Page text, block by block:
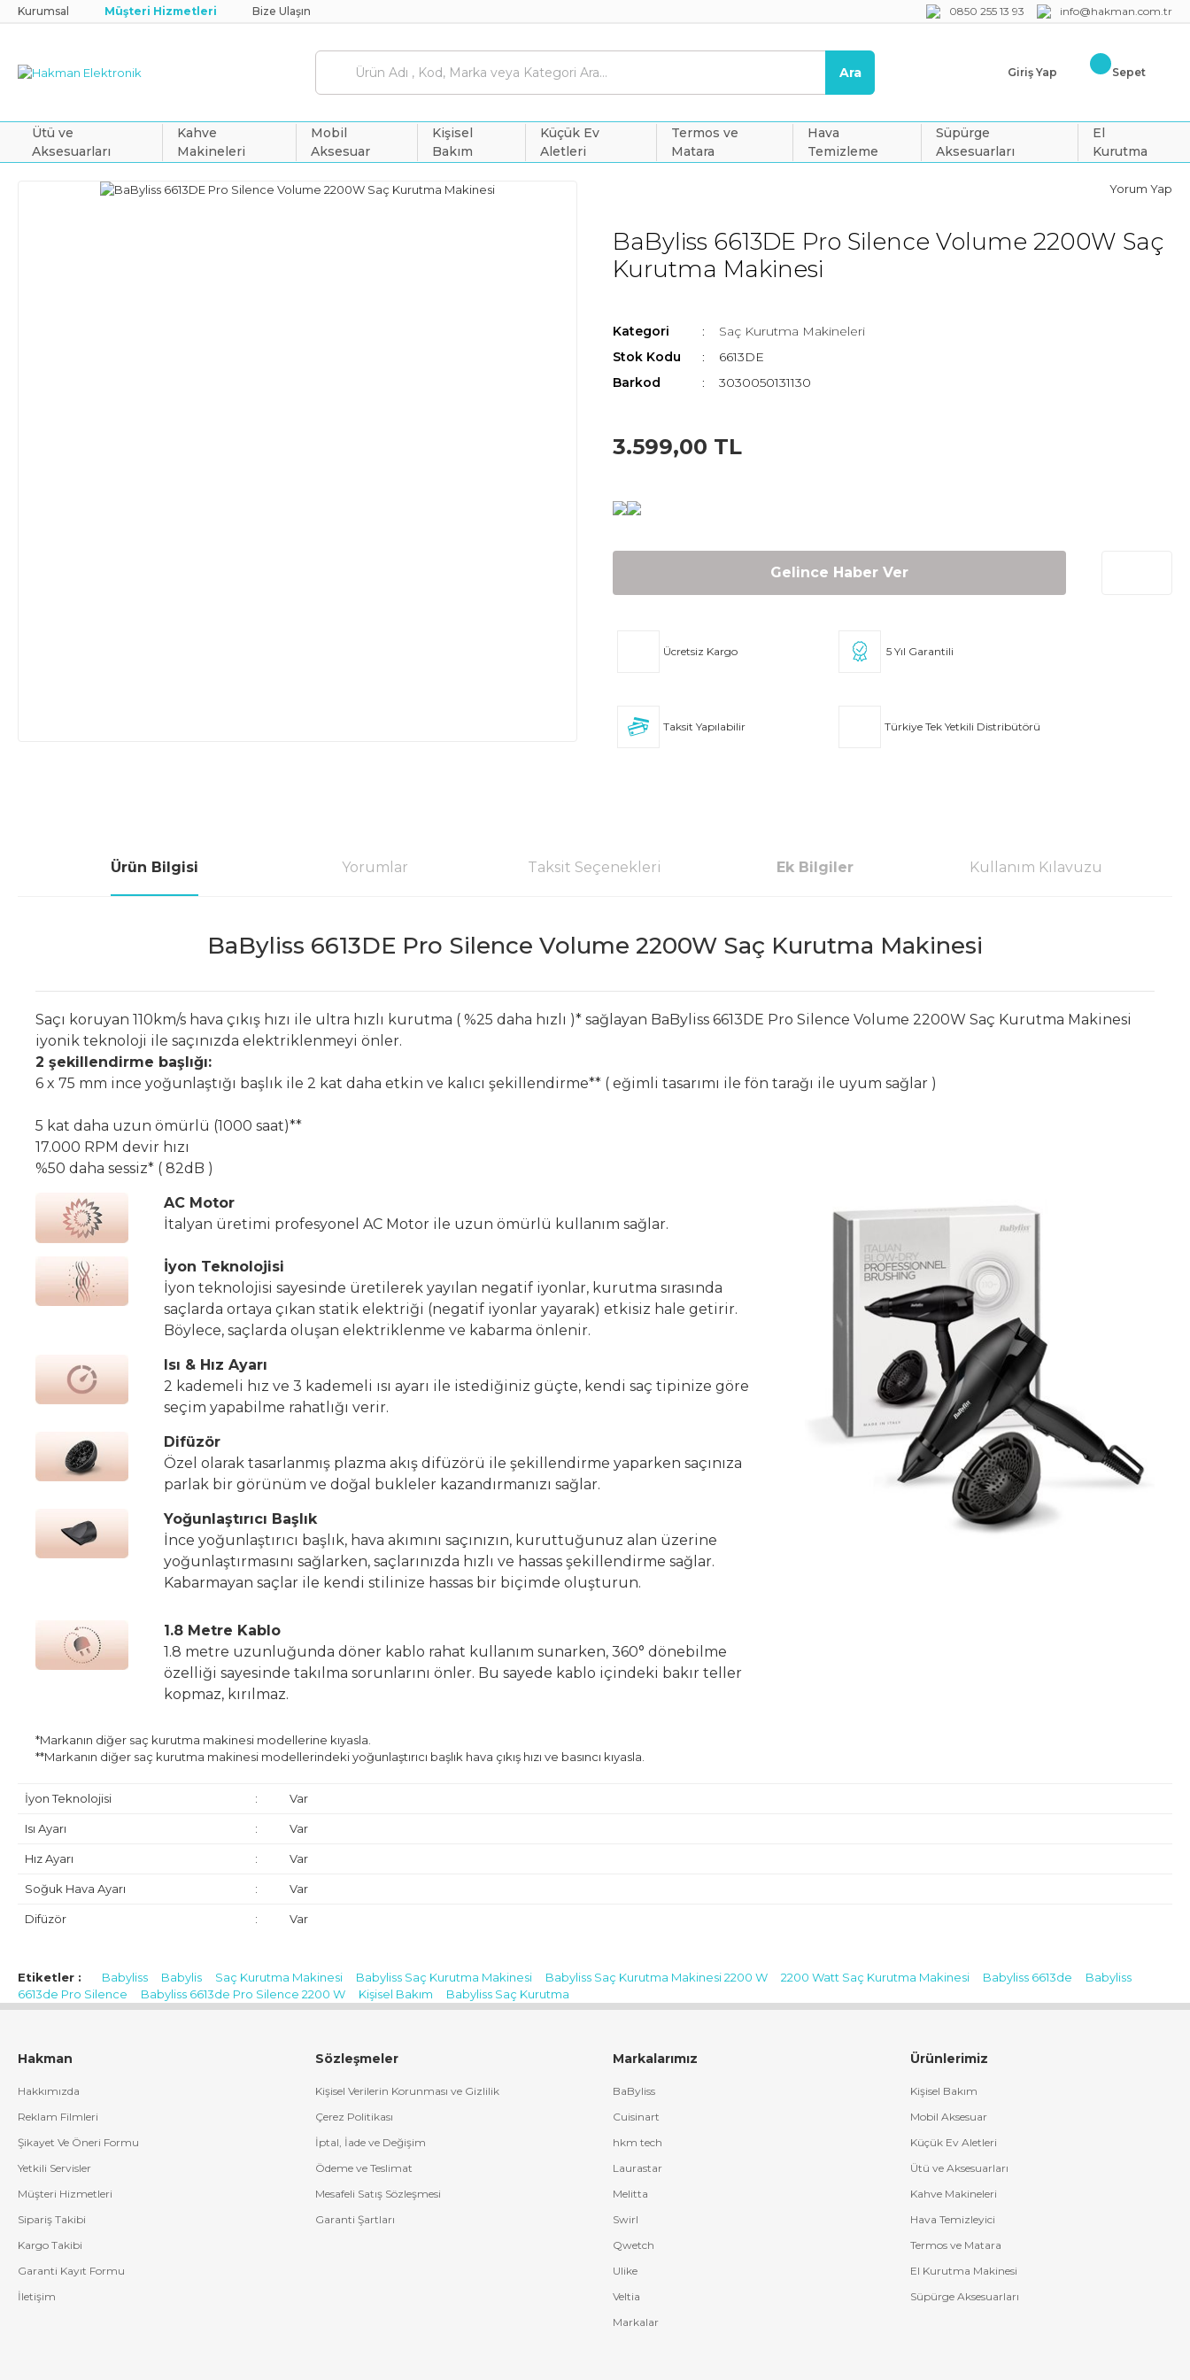
Kurumsal Müşteri Hizmetleri Bize Ulaşın 0850 255 13 93 info@hakman.com.tr
Ara Giriş Yap Sepet
Ütü ve
Aksesuarları
Kahve
Makineleri
Mobil
Aksesuar
Kişisel
Bakım
Küçük Ev
Aletleri
Termos ve
Matara
Hava
Temizleme
Süpürge
Aksesuarları
El
Kurutma
Yorum Yap
BaByliss 6613DE Pro Silence Volume 2200W Saç
Kurutma Makinesi
Kategori
Saç Kurutma Makineleri
Stok Kodu
6613DE
Barkod
3030050131130
3.599,00 TL
Gelince Haber Ver
Ücretsiz Kargo 5 Yıl Garantili
Taksit Yapılabilir Türkiye Tek Yetkili Distribütörü
Ürün Bilgisi Yorumlar Taksit Seçenekleri Ek Bilgiler Kullanım Kılavuzu
BaByliss 6613DE Pro Silence Volume 2200W Saç Kurutma Makinesi
Saçı koruyan 110km/s hava çıkış hızı ile ultra hızlı kurutma ( %25 daha hızlı )* sağlayan BaByliss 6613DE Pro Silence Volume 2200W Saç Kurutma Makinesi
iyonik teknoloji ile saçınızda elektriklenmeyi önler.
2 şekillendirme başlığı:
6 x 75 mm ince yoğunlaştığı başlık ile 2 kat daha etkin ve kalıcı şekillendirme** ( eğimli tasarımı ile fön tarağı ile uyum sağlar )
5 kat daha uzun ömürlü (1000 saat)**
17.000 RPM devir hızı
%50 daha sessiz* ( 82dB )
AC Motor
İtalyan üretimi profesyonel AC Motor ile uzun ömürlü kullanım sağlar.
İyon Teknolojisi
İyon teknolojisi sayesinde üretilerek yayılan negatif iyonlar, kurutma sırasında
saçlarda ortaya çıkan statik elektriği (negatif iyonlar yayarak) etkisiz hale getirir.
Böylece, saçlarda oluşan elektriklenme ve kabarma önlenir.
Isı & Hız Ayarı
2 kademeli hız ve 3 kademeli ısı ayarı ile istediğiniz güçte, kendi saç tipinize göre
seçim yapabilme rahatlığı verir.
Difüzör
Özel olarak tasarlanmış plazma akış difüzörü ile şekillendirme yaparken saçınıza
parlak bir görünüm ve doğal bukleler kazandırmanızı sağlar.
Yoğunlaştırıcı Başlık
İnce yoğunlaştırıcı başlık, hava akımını saçınızın, kuruttuğunuz alan üzerine
yoğunlaştırmasını sağlarken, saçlarınızda hızlı ve hassas şekillendirme sağlar.
Kabarmayan saçlar ile kendi stilinize hassas bir biçimde oluşturun.
1.8 Metre Kablo
1.8 metre uzunluğunda döner kablo rahat kullanım sunarken, 360° dönebilme
özelliği sayesinde takılma sorunlarını önler. Bu sayede kablo içindeki bakır teller
kopmaz, kırılmaz.
*Markanın diğer saç kurutma makinesi modellerine kıyasla.
**Markanın diğer saç kurutma makinesi modellerindeki yoğunlaştırıcı başlık hava çıkış hızı ve basıncı kıyasla.
İyon Teknolojisi : Var
Isı Ayarı : Var
Hız Ayarı : Var
Soğuk Hava Ayarı : Var
Difüzör : Var
Bu ürüne ilk yorumu siz yapın!
Dikilitaş Mahallesi Emirhan Cad. Barbaros Plaza İş Merkezi No:113 K.5 Beşiktaş / İSTANBUL
hakman@hs03.kep.tr, info@hakman.com.tr
Etiketler : Babyliss Babylis Saç Kurutma Makinesi Babyliss Saç Kurutma Makinesi Babyliss Saç Kurutma Makinesi 2200 W 2200 Watt Saç Kurutma Makinesi Babyliss 6613de
Babyliss
6613de Pro Silence
Babyliss 6613de Pro Silence 2200 W Kişisel Bakım Babyliss Saç Kurutma
Hakman
Hakkımızda
Reklam Filmleri
Şikayet Ve Öneri Formu
Yetkili Servisler
Müşteri Hizmetleri
Sipariş Takibi
Kargo Takibi
Garanti Kayıt Formu
İletişim
Sözleşmeler
Kişisel Verilerin Korunması ve Gizlilik
Çerez Politikası
İptal, İade ve Değişim
Ödeme ve Teslimat
Mesafeli Satış Sözleşmesi
Garanti Şartları
Markalarımız
BaByliss
Cuisinart
hkm tech
Laurastar
Melitta
Swirl
Qwetch
Ulike
Veltia
Markalar
Ürünlerimiz
Kişisel Bakım
Mobil Aksesuar
Küçük Ev Aletleri
Ütü ve Aksesuarları
Kahve Makineleri
Hava Temizleyici
Termos ve Matara
El Kurutma Makinesi
Süpürge Aksesuarları